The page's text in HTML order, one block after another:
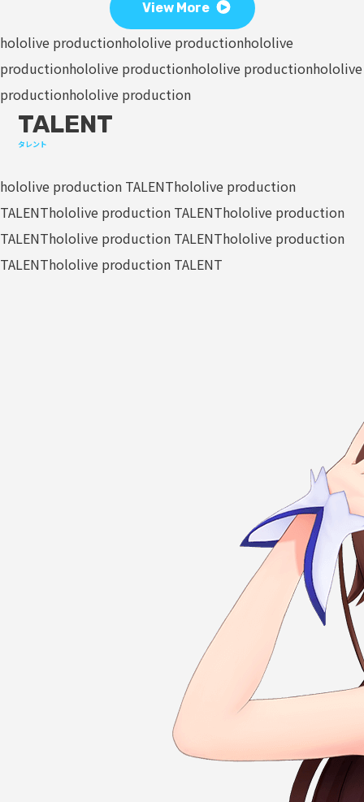
View More
hololive productionhololive productionhololive
productionhololive productionhololive productionhololive
productionhololive production
TALENT
タレント
hololive production TALENThololive production
TALENThololive production TALENThololive production
TALENThololive production TALENThololive production
TALENThololive production TALENT